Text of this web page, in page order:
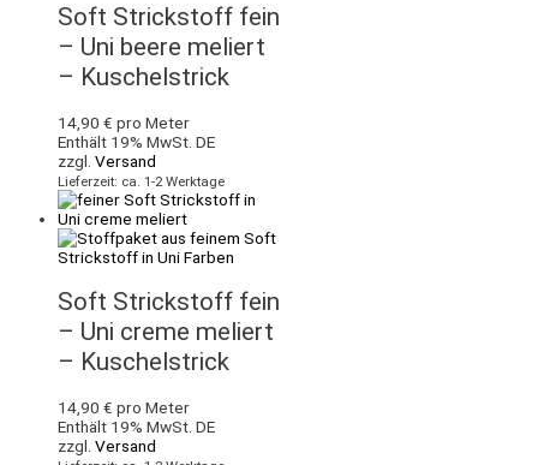
Soft Strickstoff fein
– Uni beere meliert
– Kuschelstrick
14,90 € pro Meter
Enthält 19% MwSt. DE
zzgl. Versand
Lieferzeit: ca. 1-2 Werktage
Soft Strickstoff fein
– Uni creme meliert
– Kuschelstrick
14,90 € pro Meter
Enthält 19% MwSt. DE
zzgl. Versand